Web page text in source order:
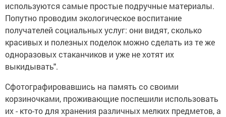
используются самые простые подручные материалы.
Попутно проводим экологическое воспитание
получателей социальных услуг: они видят, сколько
красивых и полезных поделок можно сделать из те же
одноразовых стаканчиков и уже не хотят их
выкидывать".
Сфотографировавшись на память со своими
корзиночками, проживающие поспешили использовать
их - кто-то для хранения различных мелких предметов, а